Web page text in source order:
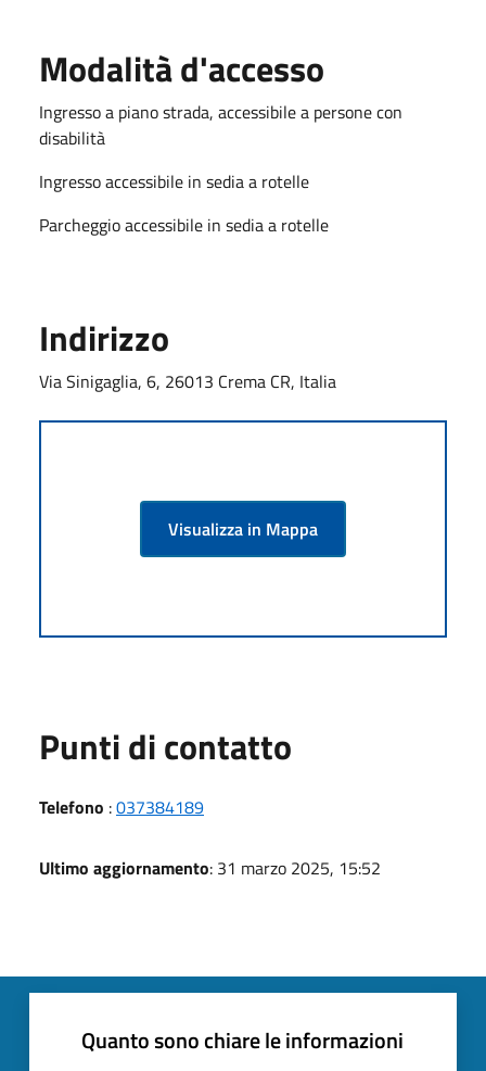
Modalità d'accesso
Ingresso a piano strada, accessibile a persone con
disabilità
Ingresso accessibile in sedia a rotelle
Parcheggio accessibile in sedia a rotelle
Indirizzo
Via Sinigaglia, 6, 26013 Crema CR, Italia
Visualizza in Mappa
Punti di contatto
Telefono :037384189
Ultimo aggiornamento: 31 marzo 2025, 15:52
Quanto sono chiare le informazioni